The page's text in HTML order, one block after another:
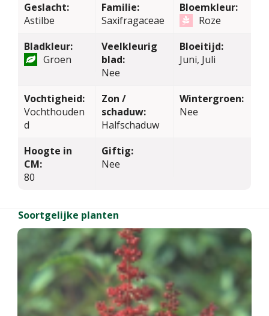
Geslacht:
Astilbe
Familie:
Saxifragaceae
Bloemkleur:
Roze
Bladkleur:
Groen
Veelkleurig
blad:
Nee
Bloeitijd:
Juni, Juli
Vochtigheid:
Vochthouden
d
Zon /
schaduw:
Halfschaduw
Wintergroen:
Nee
Hoogte in
CM:
80
Giftig:
Nee
Soortgelijke planten